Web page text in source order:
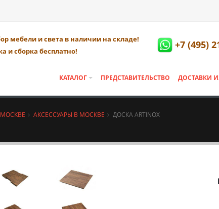
мебели и света в наличии на складе!
и сборка бесплатно!
+7 (495)
КАТАЛОГ ПРЕДСТАВИТЕЛЬСТВО ДОСТАВКИ
АКСЕССУАРЫ В МОСКВЕ ДОСКА ARTINOX